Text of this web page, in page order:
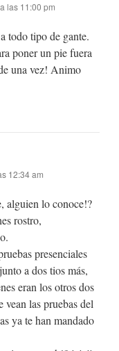
las 11:00 pm
todo tipo de gante.
poner un pie fuera
una vez! Animo
12:34 am
alguien lo conoce!?
rostro,
presenciales
a dos tios más,
eran los otros dos
las pruebas del
ya te han mandado